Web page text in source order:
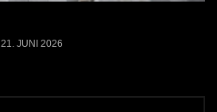
21. JUNI 2026